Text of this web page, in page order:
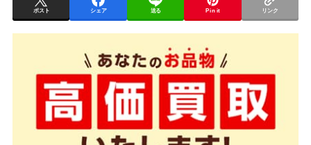
ポスト シェア 送る Pin it リンク